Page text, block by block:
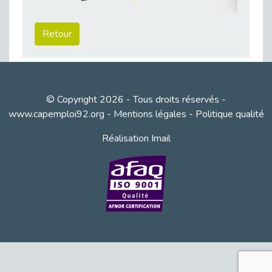
Publié le 30/03/2026
DOETH 2025: Fin de l'écrêtement
Cap Emploi : L'accompagnement EXH c’est quoi ?
Retour
© Copyright 2026 - Tous droits réservés -
www.capemploi92.org - Mentions légales - Politique qualité
Réalisation Imail